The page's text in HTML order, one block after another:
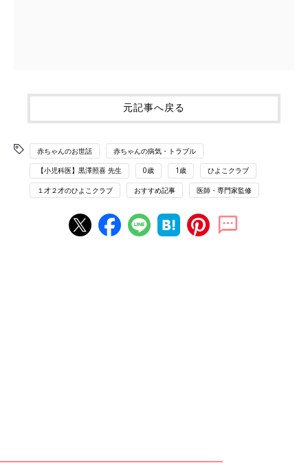
元記事へ戻る
赤ちゃんのお世話 赤ちゃんの病気・トラブル
【小児科医】黒澤照喜 先生 0歳 1歳 ひよこクラブ
１才２才のひよこクラブ おすすめ記事 医師・専門家監修